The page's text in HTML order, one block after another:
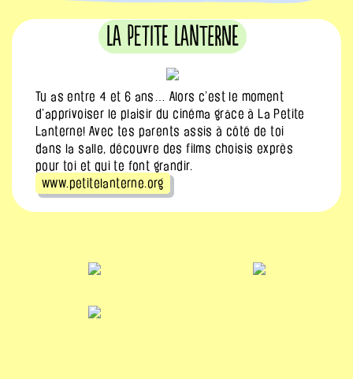
La Petite Lanterne
Tu as entre 4 et 6 ans… Alors c’est le moment
d’apprivoiser le plaisir du cinéma grâce à La Petite
Lanterne! Avec tes parents assis à côté de toi
dans la salle, découvre des films choisis exprès
pour toi et qui te font grandir.
www.petitelanterne.org